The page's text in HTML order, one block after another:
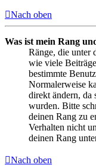
Nach oben
Was ist mein Rang
Ränge, die unter
wie viele
bestimmte
Normalerweise
direkt ändern, da
wurden. Bitte
deinen Rang zu
Verhalten nicht
deinen Rang
Nach oben